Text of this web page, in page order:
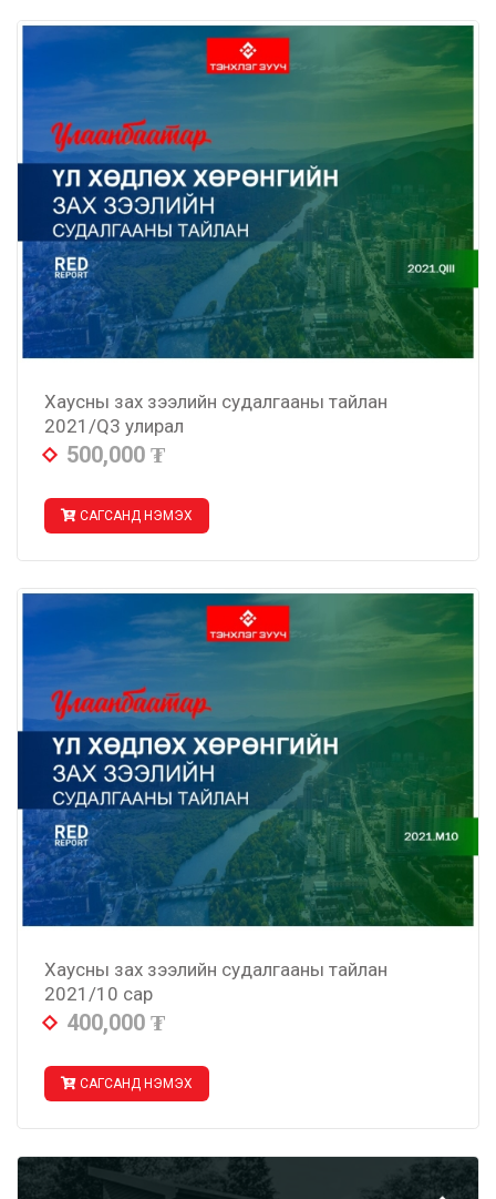
Хаусны зах зээлийн судалгааны тайлан
2021/Q3 улирал
500,000 ₮
САГСАНД НЭМЭХ
Хаусны зах зээлийн судалгааны тайлан
2021/10 сар
400,000 ₮
САГСАНД НЭМЭХ